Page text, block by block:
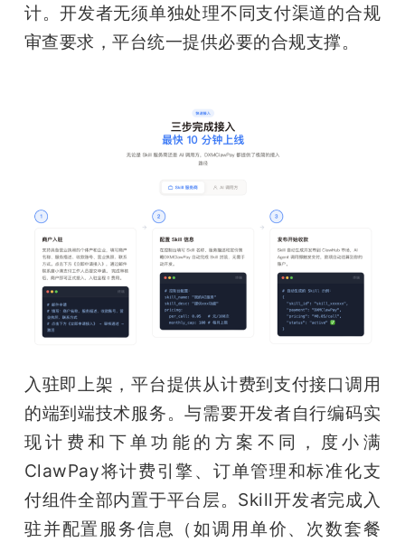
计。开发者无须单独处理不同支付渠道的合规
审查要求，平台统一提供必要的合规支撑。
入驻即上架，平台提供从计费到支付接口调用
的端到端技术服务。与需要开发者自行编码实
现计费和下单功能的方案不同，度小满
ClawPay将计费引擎、订单管理和标准化支
付组件全部内置于平台层。Skill开发者完成入
驻并配置服务信息（如调用单价、次数套餐